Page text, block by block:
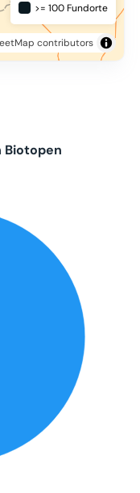
contributors
>= 100 Fundorte
Biotopen